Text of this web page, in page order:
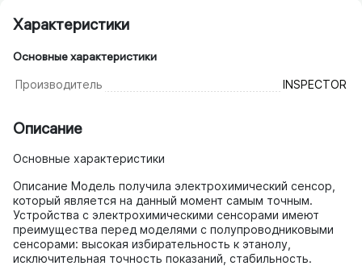
Характеристики
Основные характеристики
Производитель INSPECTOR
Описание
Основные характеристики
Описание Модель получила электрохимический сенсор,
который является на данный момент самым точным.
Устройства с электрохимическими сенсорами имеют
преимущества перед моделями с полупроводниковыми
сенсорами: высокая избирательность к этанолу,
исключительная точность показаний, стабильность.